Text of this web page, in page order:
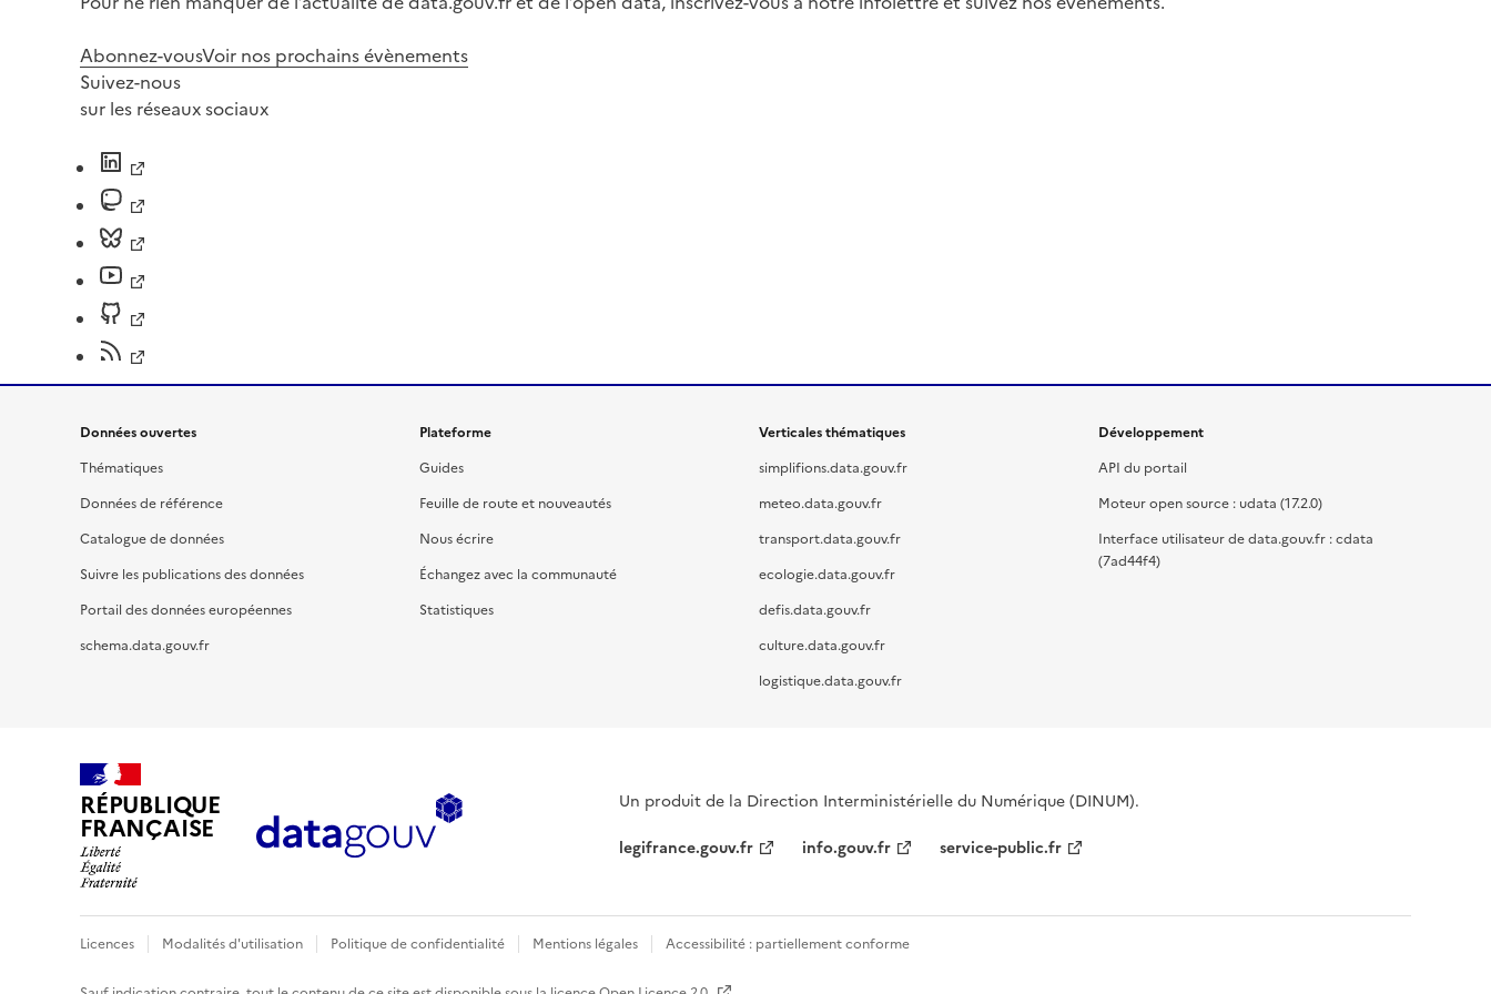
Abonnez-vousVoir nos prochains évènements
Suivez-nous
sur les réseaux sociaux
Données ouvertes
Thématiques
Données de référence
Catalogue de données
Suivre les publications des données
Portail des données européennes
schema.data.gouv.fr
Plateforme
Guides
Feuille de route et nouveautés
Nous écrire
Échangez avec la communauté
Statistiques
Verticales thématiques
simplifions.data.gouv.fr
meteo.data.gouv.fr
transport.data.gouv.fr
ecologie.data.gouv.fr
defis.data.gouv.fr
culture.data.gouv.fr
logistique.data.gouv.fr
Développement
API du portail
Moteur open source : udata (17.2.0)
Interface utilisateur de data.gouv.fr : cdata
(7ad44f4)
RÉPUBLIQUE
FRANÇAISE
Un produit de la Direction Interministérielle du Numérique (DINUM).
legifrance.gouv.fr
info.gouv.fr service-public.fr
Licences Modalités d'utilisation Politique de confidentialité Mentions légales Accessibilité : partiellement conforme